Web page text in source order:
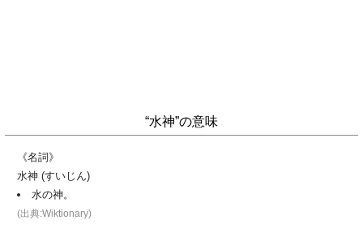
“水神”の意味
《名詞》
水神 (すいじん)
水の神。
(出典:Wiktionary)